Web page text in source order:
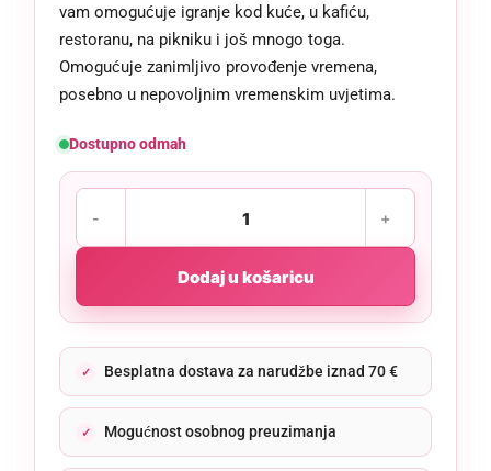
vam omogućuje igranje kod kuće, u kafiću,
restoranu, na pikniku i još mnogo toga.
Omogućuje zanimljivo provođenje vremena,
posebno u nepovoljnim vremenskim uvjetima.
Dostupno odmah
Dodaj u košaricu
Besplatna dostava za narudžbe iznad 70 €
Mogućnost osobnog preuzimanja